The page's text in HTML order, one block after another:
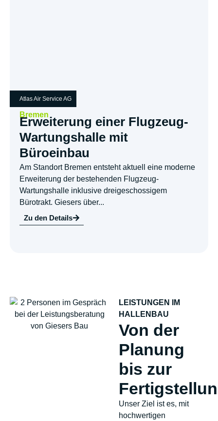
Atlas Air Service AG
Bremen
Erweiterung einer Flugzeug-
Wartungshalle mit
Büroeinbau
Am Standort Bremen entsteht aktuell eine moderne
Erweiterung der bestehenden Flugzeug-
Wartungshalle inklusive dreigeschossigem
Bürotrakt. Giesers über...
Zu den Details
LEISTUNGEN IM
HALLENBAU
Von der
Planung
bis zur
Unser Ziel ist es, mit
hochwertigen